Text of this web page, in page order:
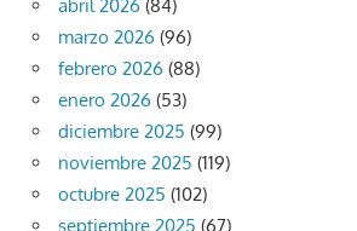
abril 2026 (84)
marzo 2026 (96)
febrero 2026 (88)
enero 2026 (53)
diciembre 2025 (99)
noviembre 2025 (119)
octubre 2025 (102)
septiembre 2025 (67)